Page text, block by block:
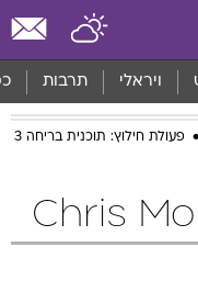
ויראלי תרבות
פעולת חילוץ: תוכנית בריחה 3